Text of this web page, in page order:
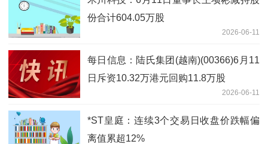
份合计604.05万股
2026-06-11
每日信息：陆氏集团(越南)(00366)6月11
日斥资10.32万港元回购11.8万股
2026-06-11
*ST皇庭：连续3个交易日收盘价跌幅偏
离值累超12%